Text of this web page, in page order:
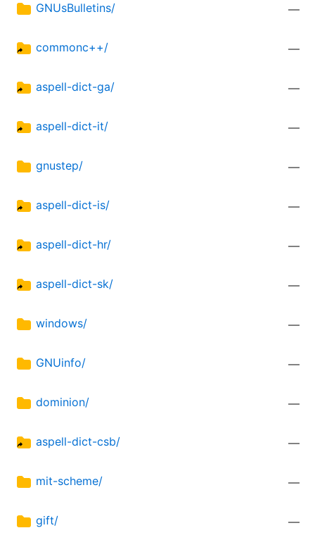
GNUsBulletins/ —
commonc++/ —
aspell-dict-ga/ —
aspell-dict-it/ —
gnustep/ —
aspell-dict-is/ —
aspell-dict-hr/ —
aspell-dict-sk/ —
windows/ —
GNUinfo/ —
dominion/ —
aspell-dict-csb/ —
mit-scheme/ —
gift/ —